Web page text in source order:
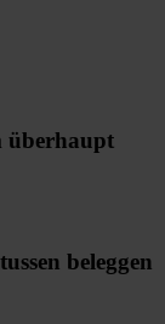
überhaupt
beleggen